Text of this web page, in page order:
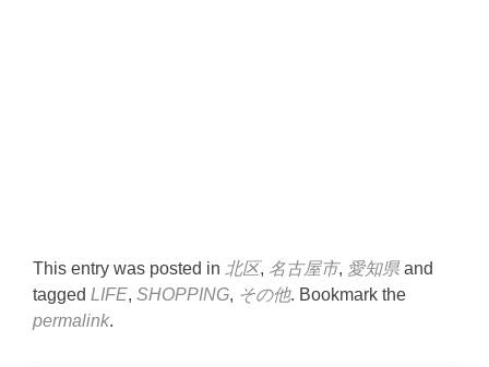
This entry was posted in 北区, 名古屋市, 愛知県 and
tagged LIFE, SHOPPING, その他. Bookmark the
permalink.